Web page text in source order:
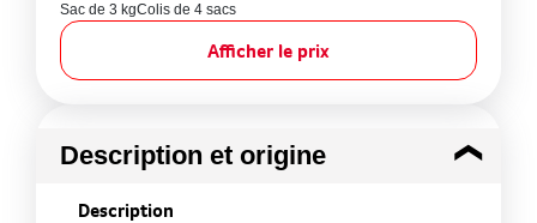
Sac de 3 kgColis de 4 sacs
Afficher le prix
Description et origine
Description